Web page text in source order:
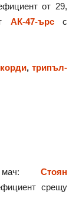
от 29,
АК-47-ърсс
,трипъл-
мач: Стоян
срещу